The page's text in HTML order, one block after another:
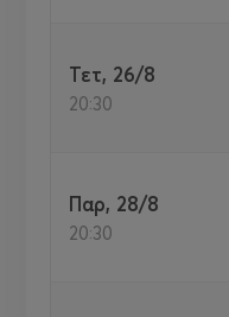
Τετ, 26/8
20:30
Παρ, 28/8
20:30